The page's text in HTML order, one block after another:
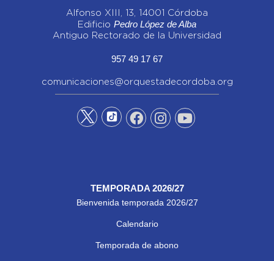
Alfonso XIII, 13, 14001 Córdoba
Edificio Pedro López de Alba
Antiguo Rectorado de la Universidad
957 49 17 67
comunicaciones@orquestadecordoba.org
TEMPORADA 2026/27
Bienvenida temporada 2026/27
Calendario
Temporada de abono